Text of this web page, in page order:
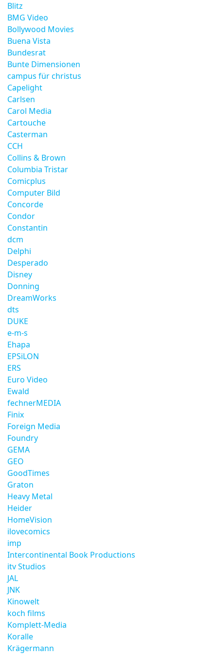
Blitz
BMG Video
Bollywood Movies
Buena Vista
Bundesrat
Bunte Dimensionen
campus für christus
Capelight
Carlsen
Carol Media
Cartouche
Casterman
CCH
Collins & Brown
Columbia Tristar
Comicplus
Computer Bild
Concorde
Condor
Constantin
dcm
Delphi
Desperado
Disney
Donning
DreamWorks
dts
DUKE
e-m-s
Ehapa
EPSiLON
ERS
Euro Video
Ewald
fechnerMEDIA
Finix
Foreign Media
Foundry
GEMA
GEO
GoodTimes
Graton
Heavy Metal
Heider
HomeVision
ilovecomics
imp
Intercontinental Book Productions
itv Studios
JAL
JNK
Kinowelt
koch films
Komplett-Media
Koralle
Krägermann